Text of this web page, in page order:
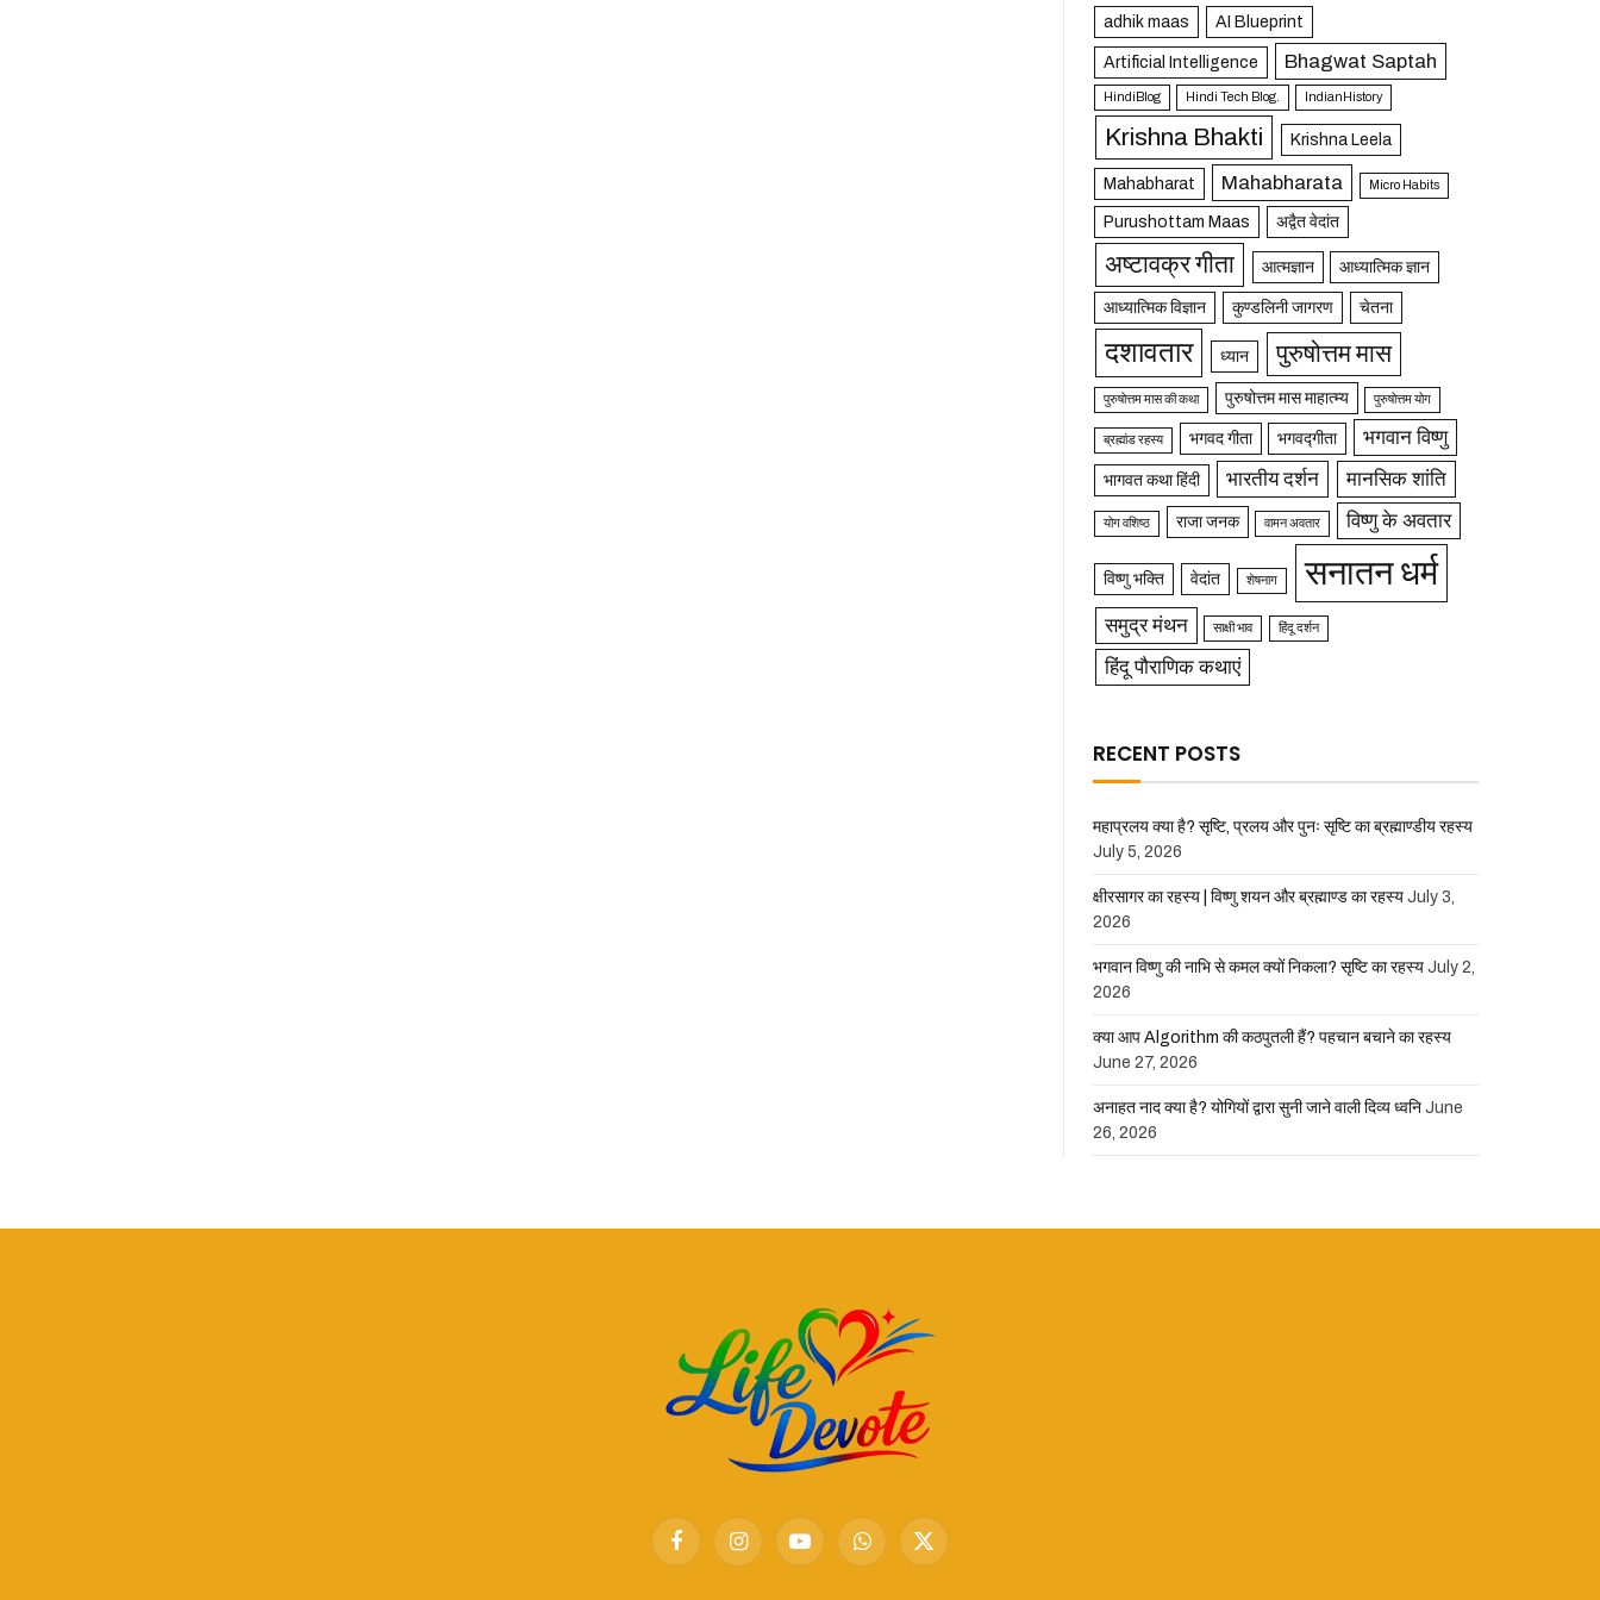
adhik maas AI Blueprint
Artificial Intelligence Bhagwat Saptah
HindiBlog Hindi Tech Blog. IndianHistory
Krishna Bhakti Krishna Leela
Mahabharat Mahabharata Micro Habits
Purushottam Maas अद्वैत वेदांत
अष्टावक्र गीता आत्मज्ञान आध्यात्मिक ज्ञान
आध्यात्मिक विज्ञान कुण्डलिनी जागरण चेतना
दशावतार ध्यान पुरुषोत्तम मास
पुरुषोत्तम मास की कथा पुरुषोत्तम मास माहात्म्य पुरुषोत्तम योग
ब्रह्मांड रहस्य भगवद गीता भगवद्गीता भगवान विष्णु
भागवत कथा हिंदी भारतीय दर्शन मानसिक शांति
योग वशिष्ठ राजा जनक वामन अवतार विष्णु के अवतार
विष्णु भक्ति वेदांत शेषनाग सनातन धर्म
समुद्र मंथन साक्षी भाव हिंदू दर्शन
हिंदू पौराणिक कथाएं
RECENT POSTS
महाप्रलय क्या है? सृष्टि, प्रलय और पुनः सृष्टि का ब्रह्माण्डीय रहस्य
July 5, 2026
क्षीरसागर का रहस्य | विष्णु शयन और ब्रह्माण्ड का रहस्य July 3,
2026
भगवान विष्णु की नाभि से कमल क्यों निकला? सृष्टि का रहस्य July 2,
2026
क्या आप Algorithm की कठपुतली हैं? पहचान बचाने का रहस्य
June 27, 2026
अनाहत नाद क्या है? योगियों द्वारा सुनी जाने वाली दिव्य ध्वनि June
26, 2026
FacebookInstagramYouTubeWhatsApp
X